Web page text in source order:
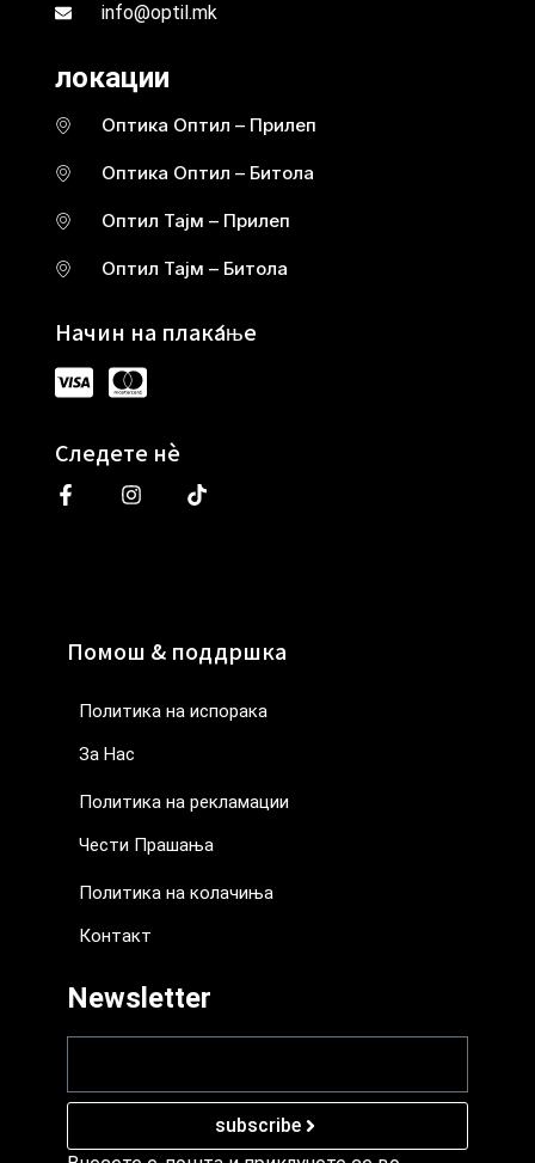
info@optil.mk
локации
Оптика Оптил – Прилеп
Оптика Оптил – Битола
Оптил Тајм – Прилеп
Оптил Тајм – Битола
Начин на плаќање
Следете нè
Помош & поддршка
Политика на испорака
За Нас
Политика на рекламации
Чести Прашања
Политика на колачиња
Контакт
Newsletter
subscribe